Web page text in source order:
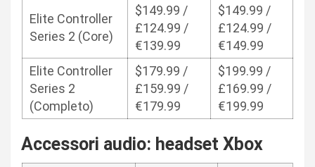
Elite Controller
Series 2 (Core)
$149.99 /
£124.99 /
€139.99
$149.99 /
£124.99 /
€149.99
Elite Controller
Series 2
(Completo)
$179.99 /
£159.99 /
€179.99
$199.99 /
£169.99 /
€199.99
Accessori audio: headset Xbox